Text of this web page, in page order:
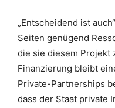
„Entscheidend ist
Seiten genügend
die sie diesem Projekt
Finanzierung bleibt
Private-Partnerships
dass der Staat private